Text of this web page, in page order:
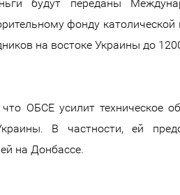
будут переданы
фонду
на востоке Украины до
ОБСЕ усилит техническое
В частности, ей
на Донбассе.